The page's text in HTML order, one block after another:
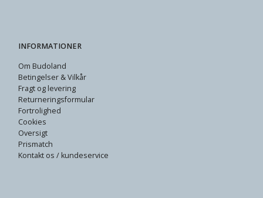
INFORMATIONER
Om Budoland
Betingelser & Vilkår
Fragt og levering
Returneringsformular
Fortrolighed
Cookies
Oversigt
Prismatch
Kontakt os / kundeservice